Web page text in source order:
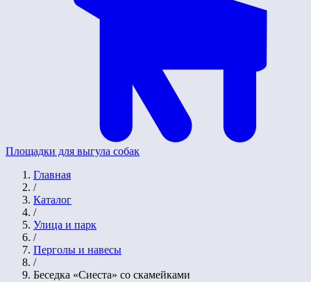
Площадки для выгула собак
Главная
/
Каталог
/
Улица и парк
/
Перголы и навесы
/
Беседка «Сиеста» со скамейками